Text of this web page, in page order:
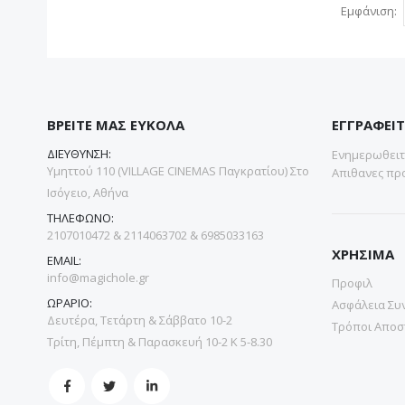
Εμφάνιση
ΒΡΕΙΤΕ ΜΑΣ ΕΥΚΟΛΑ
ΔΙΕΥΘΥΝΣΗ:
Υμηττού 110 (VILLAGE CINEMAS Παγκρατίου) Στο
Ισόγειο, Αθήνα
ΤΗΛΕΦΩΝΟ:
2107010472 & 2114063702 & 6985033163
EMAIL:
info@magichole.gr
ΩΡΑΡΙΟ:
Δευτέρα, Τετάρτη & Σάββατο 10-2
Τρίτη, Πέμπτη & Παρασκευή 10-2 Κ 5-8.30
Απιθανες
ΧΡΗΣΙΜΑ
Προφιλ
Ασφάλεια
Τρόποι